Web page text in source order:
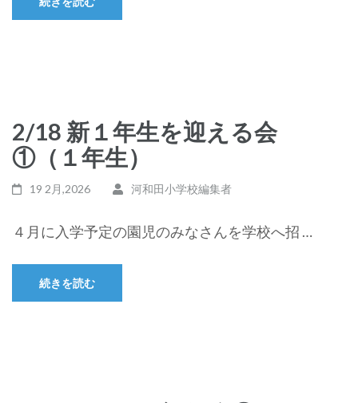
2/18 新１年生を迎える会
①（１年生）
19 2月,2026 河和田小学校編集者
４月に入学予定の園児のみなさんを学校へ招 …
続きを読む